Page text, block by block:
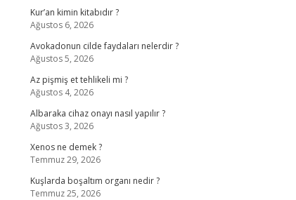
Kur’an kimin kitabıdır ?
Ağustos 6, 2026
Avokadonun cilde faydaları nelerdir ?
Ağustos 5, 2026
Az pişmiş et tehlikeli mi ?
Ağustos 4, 2026
Albaraka cihaz onayı nasıl yapılır ?
Ağustos 3, 2026
Xenos ne demek ?
Temmuz 29, 2026
Kuşlarda boşaltım organı nedir ?
Temmuz 25, 2026